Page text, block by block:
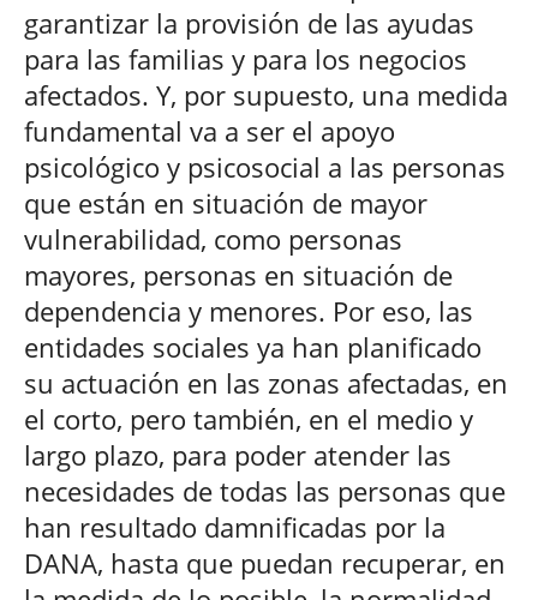
garantizar la provisión de las ayudas
para las familias y para los negocios
afectados. Y, por supuesto, una medida
fundamental va a ser el apoyo
psicológico y psicosocial a las personas
que están en situación de mayor
vulnerabilidad, como personas
mayores, personas en situación de
dependencia y menores. Por eso, las
entidades sociales ya han planificado
su actuación en las zonas afectadas, en
el corto, pero también, en el medio y
largo plazo, para poder atender las
necesidades de todas las personas que
han resultado damnificadas por la
DANA, hasta que puedan recuperar, en